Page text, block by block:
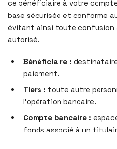
ce bénéficiaire à votre
base sécurisée et conforme
évitant ainsi toute confusion
autorisé.
Bénéficiaire :
paiement.
Tiers : toute autre
l’opération bancaire.
Compte bancaire :
fonds associé à un